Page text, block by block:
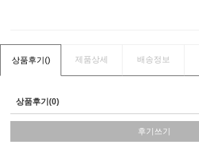
상품후기() 제품상세 배송정보
상품후기(0)
후기쓰기